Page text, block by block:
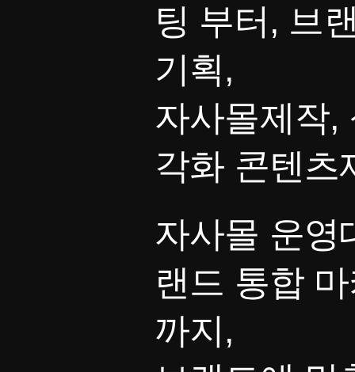
팅 부터, 브
기획,
자사몰제작,
각화 콘텐츠
자사몰 운영
랜드 통합
까지,